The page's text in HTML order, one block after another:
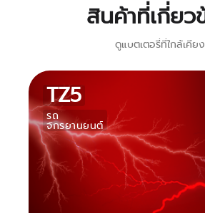
สินค้าที่เกี่ยว
ดูแบตเตอรี่ที่ใกล้เคียง
TZ5
รถ
จักรยานยนต์